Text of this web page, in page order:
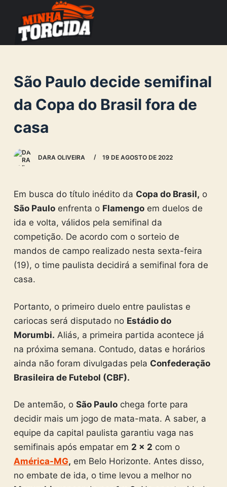
o
o
n
e
São Paulo decide semifinal
da Copa do Brasil fora de
casa
DARA OLIVEIRA 19 DE AGOSTO DE 2022
Em busca do título inédito da Copa do Brasil, o
São Pauloenfrenta o Flamengoem duelos de
ida e volta, válidos pela semifinal da
competição. De acordo com o sorteio de
mandos de campo realizado nesta sexta-feira
(19), o time paulista decidirá a semifinal fora de
casa.
Portanto, o primeiro duelo entre paulistas e
cariocas será disputado no Estádio do
Morumbi. Aliás, a primeira partida acontece já
na próxima semana. Contudo, datas e horários
ainda não foram divulgadas pela Confederação
Brasileira de Futebol (CBF).
De antemão, o São Paulochega forte para
decidir mais um jogo de mata-mata. A saber, a
equipe da capital paulista garantiu vaga nas
semifinais após empatar em 2 x 2 com o
América-MG, em Belo Horizonte. Antes disso,
no embate de ida, o time levou a melhor no